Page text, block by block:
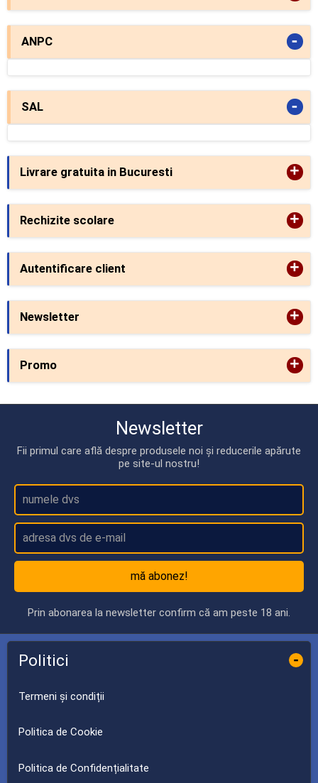
ANPC -
SAL -
Livrare gratuita in Bucuresti +
Rechizite scolare +
Autentificare client +
Newsletter +
Promo +
Newsletter
Fii primul care află despre produsele noi și reducerile apărute
pe site-ul nostru!
mă abonez!
Prin abonarea la newsletter confirm că am peste 18 ani.
Politici -
Termeni și condiții
Politica de Cookie
Politica de Confidențialitate